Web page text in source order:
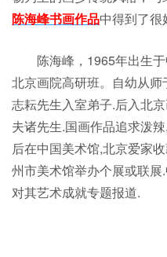
陈海峰书画作品中得到了很
陈海峰，1965年出生于
北京画院高研班。自幼从
志耘先生入室弟子.后入北
夫诸先生.国画作品追求泼
后在中国美术馆,北京爱家
州市美术馆举办个展或联
对其艺术成就专题报道.